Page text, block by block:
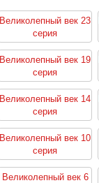
Великолепный век 23
серия
Великолепный век 19
серия
Великолепный век 14
серия
Великолепный век 10
серия
Великолепный век 6